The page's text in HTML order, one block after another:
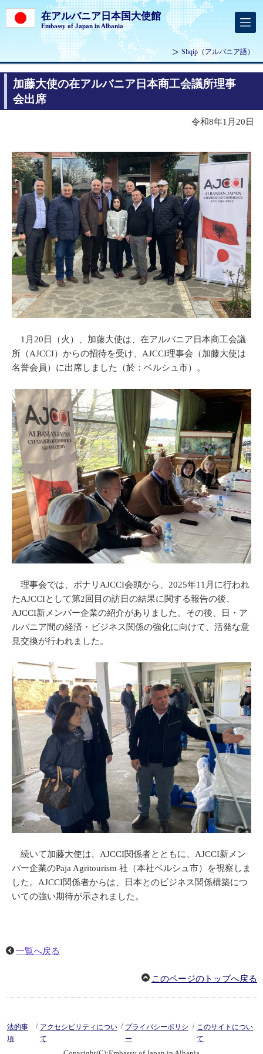
在アルバニア日本国大使館
Embassy of Japan in Albania
Shqip（アルバニア語）
加藤大使の在アルバニア日本商工会議所理事
会出席
令和8年1月20日
1月20日（火）、加藤大使は、在アルバニア日本商工会議
所（AJCCI）からの招待を受け、AJCCI理事会（加藤大使は
名誉会員）に出席しました（於：ベルシュ市）。
理事会では、ポナリAJCCI会頭から、2025年11月に行われ
たAJCCIとして第2回目の訪日の結果に関する報告の後、
AJCCI新メンバー企業の紹介がありました。その後、日・ア
ルバニア間の経済・ビジネス関係の強化に向けて、活発な意
見交換が行われました。
続いて加藤大使は、AJCCI関係者とともに、AJCCI新メン
バー企業のPaja Agritourism 社（本社ベルシュ市）を視察しま
した。AJCCI関係者からは、日本とのビジネス関係構築につ
いての強い期待が示されました。
一覧へ戻る
このページのトップへ戻る
法的事
項
/ アクセシビリティについ
て
/ プライバシーポリシ
ー
/ このサイトについ
て